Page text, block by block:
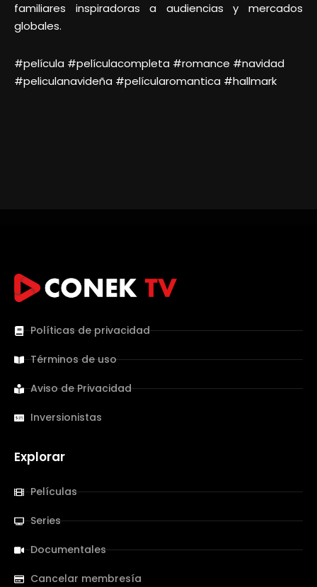
familiares inspiradoras a audiencias y mercados
globales.
#película #películacompleta #romance #navidad
#peliculanavideña #películaromantica #hallmark
Políticas de privacidad
Términos de uso
Aviso de Privacidad
Inversionistas
Explorar
Películas
Series
Documentales
Cancelar membresía